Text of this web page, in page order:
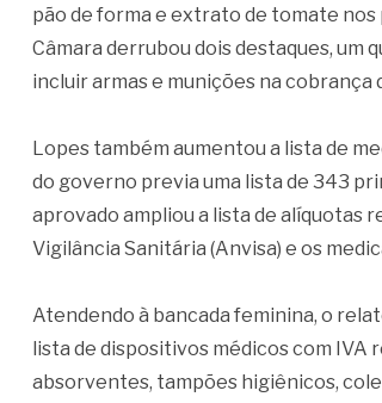
pão de forma e extrato de tomate nos
Câmara derrubou dois destaques, um
incluir armas e munições na cobrança
Lopes também aumentou a lista de
do governo previa uma lista de 343
aprovado ampliou a lista de alíquotas
Vigilância Sanitária (Anvisa) e os
Atendendo à bancada feminina, o
lista de dispositivos médicos com
absorventes, tampões higiênicos,